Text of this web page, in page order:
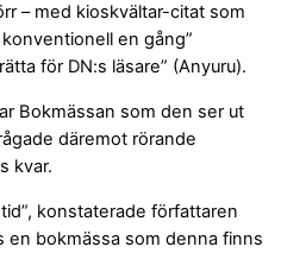
– med kioskvältar-citat som
en gång”
för DN:s läsare” (Anyuru).
Bokmässan som den ser ut
däremot rörande
kvar.
konstaterade författaren
en bokmässa som denna finns